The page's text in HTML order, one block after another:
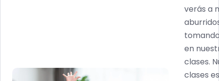
verás a
en
clases.
clases